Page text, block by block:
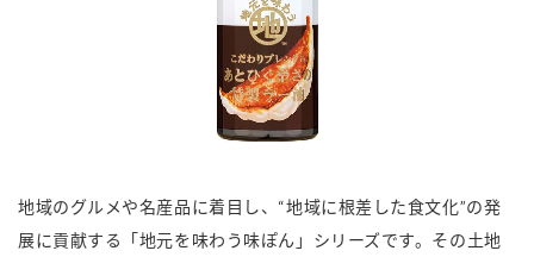
酢 調味酢
新商品一覧
地域のグルメや名産品に着目し、“地域に根差した食文化”の発
展に貢献する「地元を味わう味ぽん」シリーズです。その土地